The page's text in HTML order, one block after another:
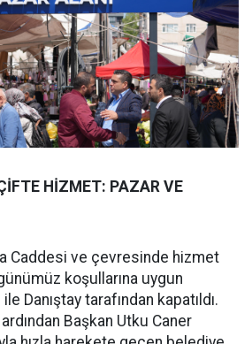
HİZMET: PAZAR VE
Caddesi ve çevresinde hizmet
koşullarına uygun
Danıştay tarafından kapatıldı.
Başkan Utku Caner